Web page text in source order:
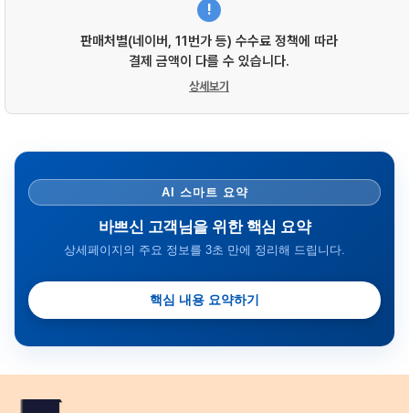
!
판매처별(네이버, 11번가 등) 수수료 정책에 따라
결제 금액이 다를 수 있습니다.
상세보기
AI 스마트 요약
바쁘신 고객님을 위한 핵심 요약
상세페이지의 주요 정보를 3초 만에 정리해 드립니다.
핵심 내용 요약하기
금일 시세가 적용